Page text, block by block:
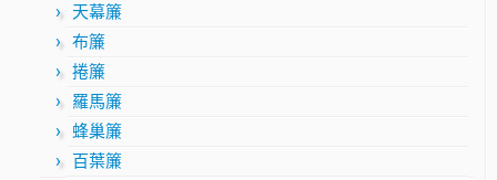
天幕簾
布簾
捲簾
羅馬簾
蜂巢簾
百葉簾